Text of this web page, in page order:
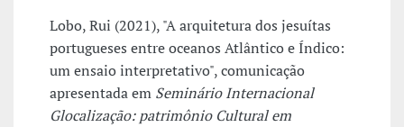
Lobo, Rui (2021), "A arquitetura dos jesuítas
portugueses entre oceanos Atlântico e Índico:
um ensaio interpretativo", comunicação
apresentada em Seminário Internacional
Glocalização: patrimônio Cultural em